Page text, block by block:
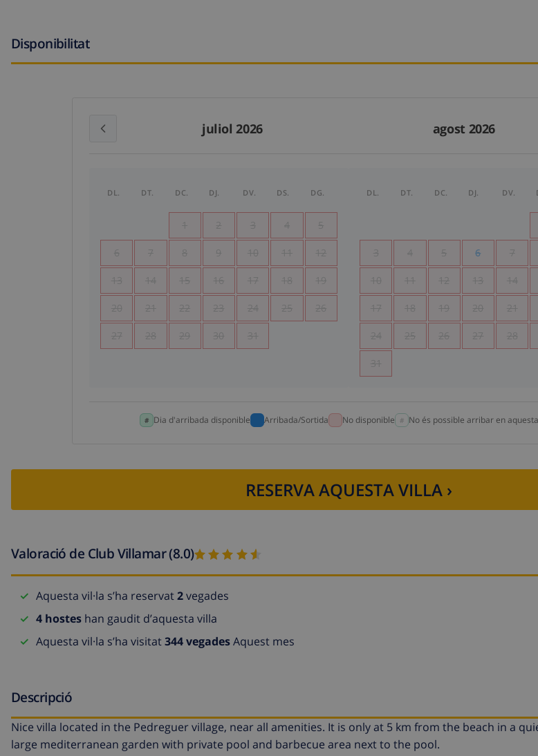
Disponibilitat
juliol 2026 agost 2026
DL. DT. DC. DJ. DV. DS. DG.
1 2 3 4 5
6 7 8 9 10 11 12
13 14 15 16 17 18 19
20 21 22 23 24 25 26
27 28 29 30 31
DL. DT. DC. DJ. DV.
3 4 5 6 7
10 11 12 13 14
17 18 19 20 21
24 25 26 27 28
31
Dia d'arribada disponible Arribada/Sortida No disponible No és possible arribar en
RESERVA AQUESTA VILLA ›
Valoració de Club Villamar (8.0)
Aquesta vil·la s’ha reservat2vegades
4 hostes han gaudit d’aquesta villa
Aquesta vil·la s’ha visitat344 vegadesAquest mes
Descripció
Nice villa located in the Pedreguer village, near all amenities. It is only at 5 km from the beach in a
large mediterranean garden with private pool and barbecue area next to the pool.